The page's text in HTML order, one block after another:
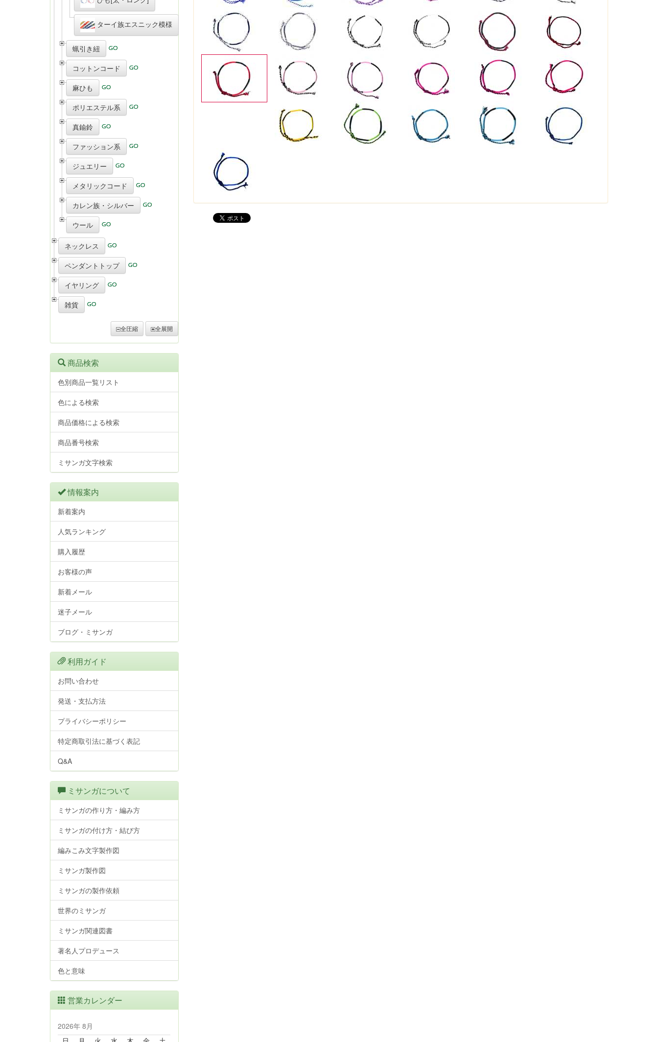
ターイ族エスニック模様
蝋引き紐
コットンコード
麻ひも
ポリエステル系
真鍮鈴
ファッション系
ジュエリー
メタリックコード
カレン族・シルバー
ウール
ネックレス
ペンダントトップ
イヤリング
雑貨
全圧縮 全展開
商品検索
色別商品一覧リスト
色による検索
商品価格による検索
商品番号検索
ミサンガ文字検索
情報案内
新着案内
人気ランキング
購入履歴
お客様の声
新着メール
迷子メール
ブログ・ミサンガ
利用ガイド
お問い合わせ
発送・支払方法
プライバシーポリシー
特定商取引法に基づく表記
Q&A
ミサンガについて
ミサンガの作り方・編み方
ミサンガの付け方・結び方
編みこみ文字製作図
ミサンガ製作図
ミサンガの製作依頼
世界のミサンガ
ミサンガ関連図書
著名人プロデュース
色と意味
営業カレンダー
2026年 8月